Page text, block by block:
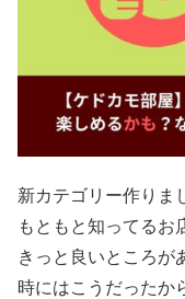
新カテゴリー作りま
もともと知ってるお
きっと良いところが
時にはこうだったか